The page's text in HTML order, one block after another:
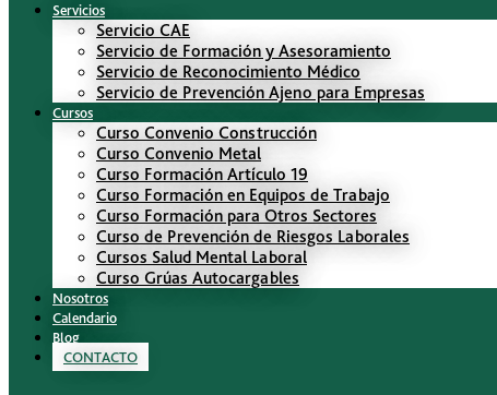
Servicios
Servicio CAE
Servicio de Formación y Asesoramiento
Servicio de Reconocimiento Médico
Servicio de Prevención Ajeno para Empresas
Cursos
Curso Convenio Construcción
Curso Convenio Metal
Curso Formación Artículo 19
Curso Formación en Equipos de Trabajo
Curso Formación para Otros Sectores
Curso de Prevención de Riesgos Laborales
Cursos Salud Mental Laboral
Curso Grúas Autocargables
Nosotros
Calendario
Blog
CONTACTO